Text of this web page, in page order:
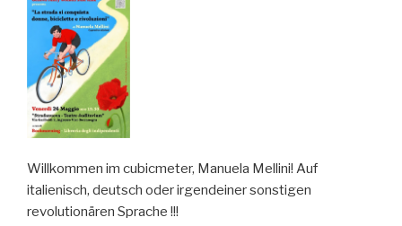
Willkommen im cubicmeter, Manuela Mellini! Auf
italienisch, deutsch oder irgendeiner sonstigen
revolutionären Sprache !!!